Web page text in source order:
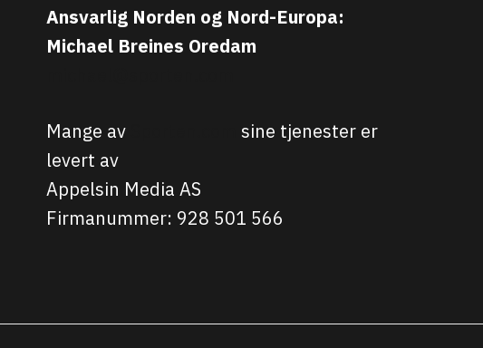
Ansvarlig Norden og Nord-Europa:
Michael Breines Oredam
Mange av
sine tjenester er
levert av
Appelsin Media AS
Firmanummer: 928 501 566